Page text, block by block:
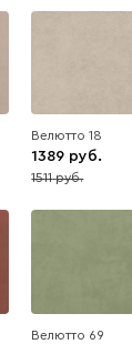
Велютто 18
1389
8
1511
Велютто 69